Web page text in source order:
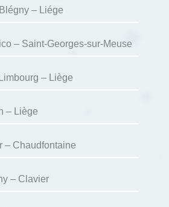
– Liége
– Saint-Georges-sur-Meuse
– Liège
– Liège
– Chaudfontaine
– Clavier